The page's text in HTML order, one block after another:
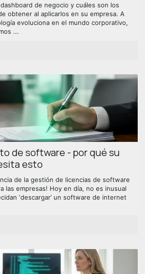
de negocio y cuáles son los
obtener al aplicarlos en su empresa. A
evoluciona en el mundo corporativo,
...
de software - por qué su
esto
de la gestión de licencias de software
las empresas! Hoy en día, no es inusual
‘descargar’ un software de internet